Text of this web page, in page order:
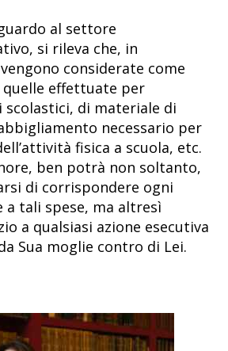
al settore
si rileva che, in
considerate come
quelle effettuate per
scolastici, di materiale di
necessario per
fisica a scuola, etc.
ben potrà non soltanto,
di corrispondere ogni
tali spese, ma altresì
a qualsiasi azione esecutiva
Sua moglie contro di Lei.